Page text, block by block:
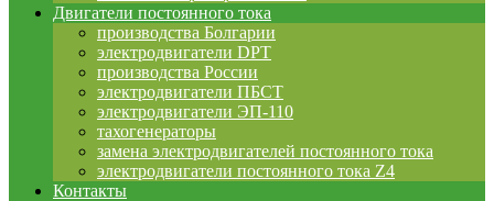
Двигатели постоянного тока
производства Болгарии
электродвигатели DPT
производства России
электродвигатели ПБСТ
электродвигатели ЭП-110
тахогенераторы
замена электродвигателей постоянного тока
электродвигатели постоянного тока Z4
Контакты